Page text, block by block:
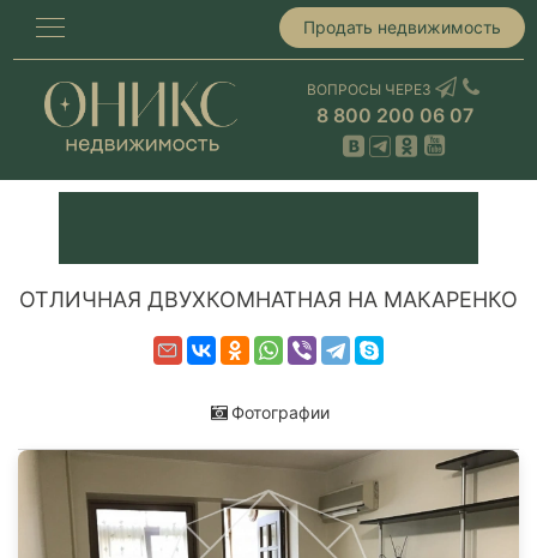
Продать недвижимость
ВОПРОСЫ ЧЕРЕЗ
8 800 200 06 07
ОТЛИЧНАЯ ДВУХКОМНАТНАЯ НА МАКАРЕНКО
Фотографии